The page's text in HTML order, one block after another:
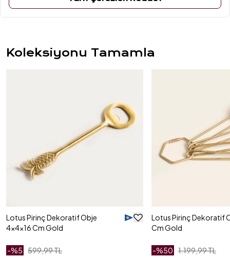
ÜRÜN YORUMLARI
Koleksiyonu Tamamla
Lotus Pirinç Dekoratif Obje
4x4x16 Cm Gold
-%5 599,99 TL
Lotus Pirinç Dekoratif
Cm Gold
-%50 1.199,99 TL